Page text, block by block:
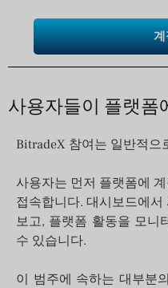
사용자들이 플랫폼
BitradeX 참여는 일반적으
사용자는 먼저 플랫폼에
접속합니다. 대시보드에
보고, 플랫폼 활동을 모니
수 있습니다.
이 범주에 속하는 대부분